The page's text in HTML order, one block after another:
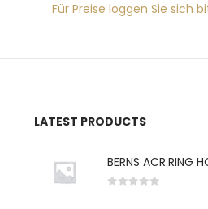
Für Preise loggen Sie sich
LATEST PRODUCTS